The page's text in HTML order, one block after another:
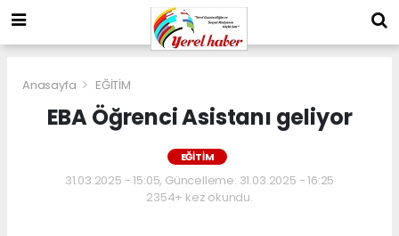
Anasayfa EĞİTİM
EBA Öğrenci Asistanı geliyor
EĞİTİM
31.03.2025 - 15:05, Güncelleme: 31.03.2025 - 16:25
2354+ kez okundu.